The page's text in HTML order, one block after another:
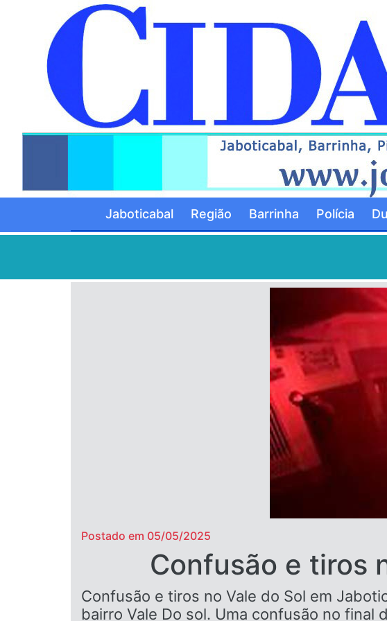
Jaboticabal Região Barrinha Polícia
Postado em 05/05/2025
Confusão e tiros
Confusão e tiros no Vale do Sol em
bairro Vale Do sol. Uma confusão no